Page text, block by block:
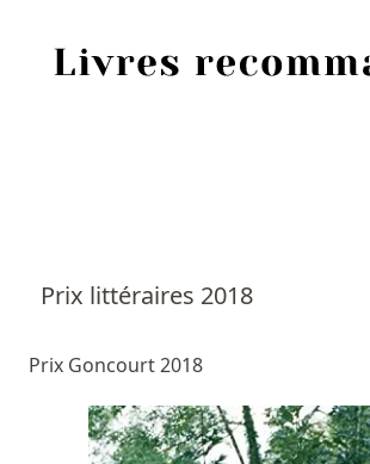
Prix littéraires 2018
Prix Goncourt 2018